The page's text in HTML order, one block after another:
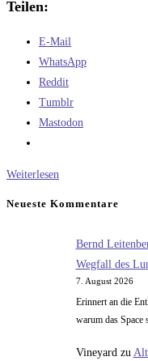
Teilen:
E-Mail
WhatsApp
Reddit
Tumblr
Mastodon
Weiterlesen
Neueste Kommentare
Bernd
Wegfall des
7. August 2026
Erinnert an die
warum das
Vineyard zu